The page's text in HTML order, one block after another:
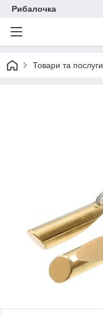
Рибалочка
Товари та послуги